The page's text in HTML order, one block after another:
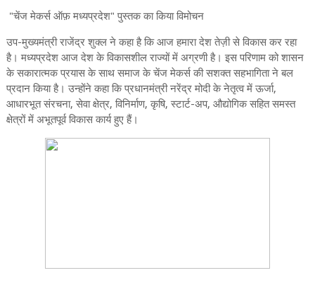
"चेंज मेकर्स ऑफ़ मध्यप्रदेश" पुस्तक का किया विमोचन
उप-मुख्यमंत्री राजेंद्र शुक्ल ने कहा है कि आज हमारा देश तेज़ी से विकास कर रहा
है। मध्यप्रदेश आज देश के विकासशील राज्यों में अग्रणी है। इस परिणाम को शासन
के सकारात्मक प्रयास के साथ समाज के चेंज मेकर्स की सशक्त सहभागिता ने बल
प्रदान किया है। उन्होंने कहा कि प्रधानमंत्री नरेंद्र मोदी के नेतृत्व में ऊर्जा,
आधारभूत संरचना, सेवा क्षेत्र, विनिर्माण, कृषि, स्टार्ट-अप, औद्योगिक सहित समस्त
क्षेत्रों में अभूतपूर्व विकास कार्य हुए हैं।